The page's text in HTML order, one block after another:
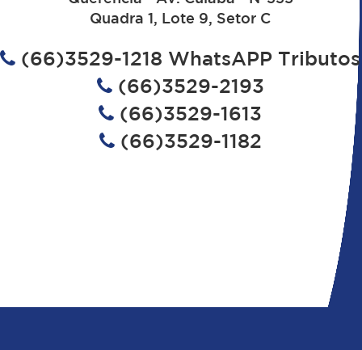
Quadra 1, Lote 9, Setor C
(66)3529-1218 WhatsAPP Tributos
(66)3529-2193
(66)3529-1613
(66)3529-1182